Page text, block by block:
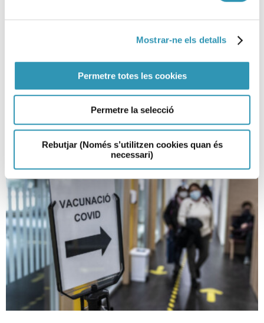
Mostrar-ne els detalls
Permetre totes les cookies
Permetre la selecció
Rebutjar (Només s’utilitzen cookies quan és
necessari)
Informatiu COVID-19. Butlletí nº